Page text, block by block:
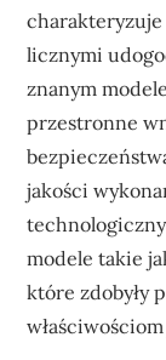
charakteryzuje
licznymi
znanym
przestronne
jakości
modele takie
które zdobyły